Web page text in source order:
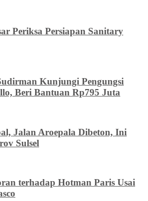
Periksa Persiapan Sanitary
Kunjungi Pengungsi
Beri Bantuan Rp795 Juta
Jalan Aroepala Dibeton, Ini
Sulsel
terhadap Hotman Paris Usai